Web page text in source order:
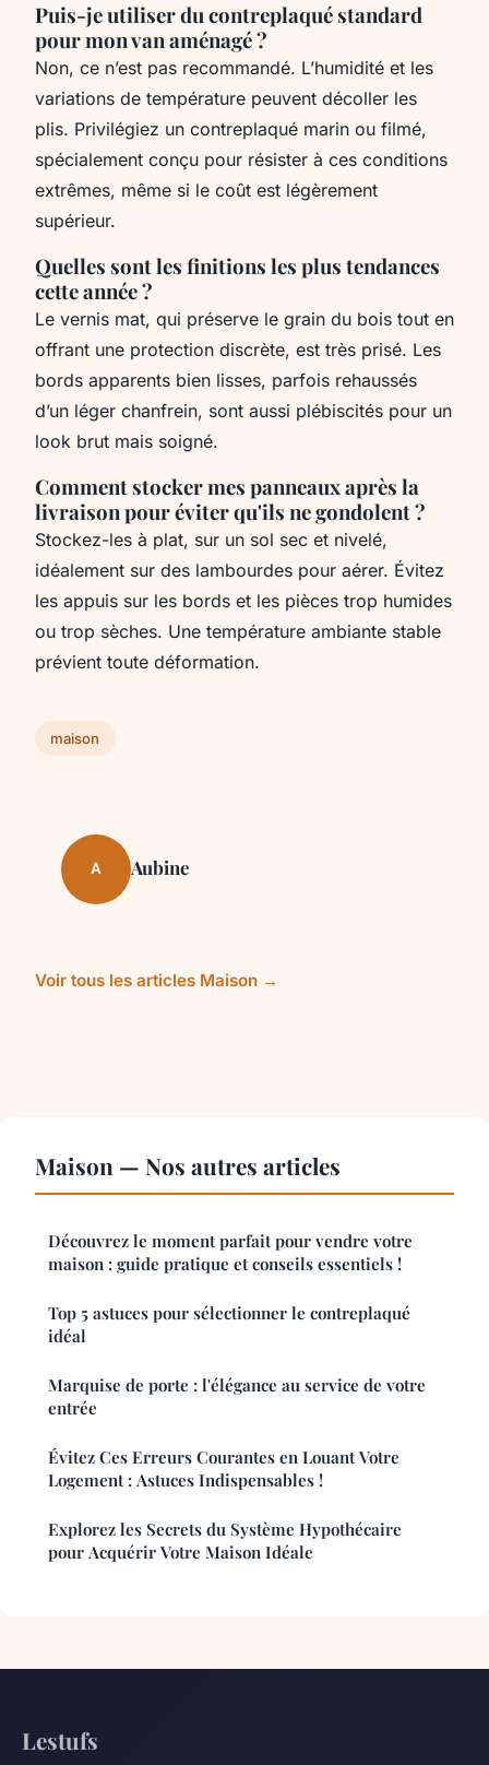
Puis-je utiliser du contreplaqué standard
pour mon van aménagé ?
Non, ce n’est pas recommandé. L’humidité et les
variations de température peuvent décoller les
plis. Privilégiez un contreplaqué marin ou filmé,
spécialement conçu pour résister à ces conditions
extrêmes, même si le coût est légèrement
supérieur.
Quelles sont les finitions les plus tendances
cette année ?
Le vernis mat, qui préserve le grain du bois tout en
offrant une protection discrète, est très prisé. Les
bords apparents bien lisses, parfois rehaussés
d’un léger chanfrein, sont aussi plébiscités pour un
look brut mais soigné.
Comment stocker mes panneaux après la
livraison pour éviter qu'ils ne gondolent ?
Stockez-les à plat, sur un sol sec et nivelé,
idéalement sur des lambourdes pour aérer. Évitez
les appuis sur les bords et les pièces trop humides
ou trop sèches. Une température ambiante stable
prévient toute déformation.
maison
A Aubine
Voir tous les articles Maison →
Maison — Nos autres articles
Découvrez le moment parfait pour vendre votre
maison : guide pratique et conseils essentiels !
Top 5 astuces pour sélectionner le contreplaqué
idéal
Marquise de porte : l'élégance au service de votre
entrée
Évitez Ces Erreurs Courantes en Louant Votre
Logement : Astuces Indispensables !
Explorez les Secrets du Système Hypothécaire
pour Acquérir Votre Maison Idéale
Lestufs